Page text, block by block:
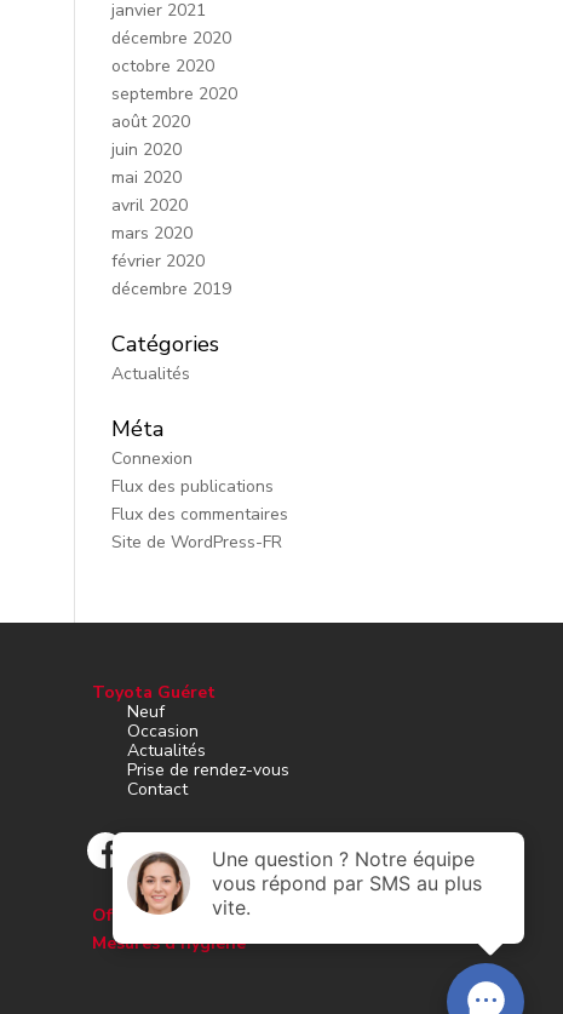
janvier 2021
décembre 2020
octobre 2020
septembre 2020
août 2020
juin 2020
mai 2020
avril 2020
mars 2020
février 2020
décembre 2019
Catégories
Actualités
Méta
Connexion
Flux des publications
Flux des commentaires
Site de WordPress-FR
Toyota Guéret
Neuf
Occasion
Actualités
Prise de rendez-vous
Contact
Offres d’emploi
Mesures d’hygiène